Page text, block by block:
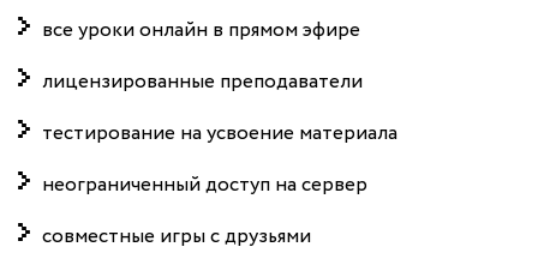
все уроки онлайн в прямом эфире
лицензированные преподаватели
тестирование на усвоение материала
неограниченный доступ на сервер
совместные игры с друзьями